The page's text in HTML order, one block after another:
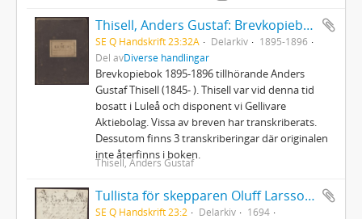
Thisell, Anders Gustaf: Brevkopiebok 1895-1896
SE Q Handskrift 23:32A Delarkiv
1895-1896
Del avDiverse handlingar
Brevkopiebok 1895-1896 tillhörande Anders
Gustaf Thisell (1845- ). Thisell var vid denna tid
bosatt i Luleå och disponent vi Gellivare
Aktiebolag. Vissa av breven har transkriberats.
Dessutom finns 3 transkriberingar där originalen
inte återfinns i boken.
Thisell, Anders Gustaf
Tullista för skepparen Oluff Larssons galeas
SE Q Handskrift 23:2 Delarkiv
1694